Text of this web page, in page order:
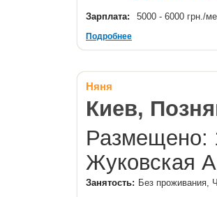
Зарплата: 5000 - 6000 грн./
Подробнее
Няня
Киев,
Размещено:
Жуковская
Занятость: Без проживания,